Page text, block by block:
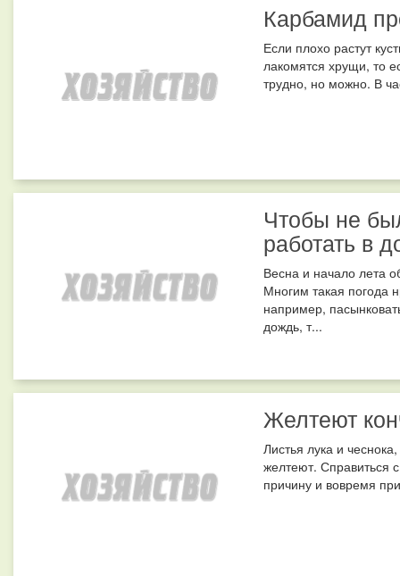
Карбамид
Если плохо растут
лакомятся хрущи, то
трудно, но можно. В
Чтобы не
работать в
Весна и начало лета
Многим такая погода
например,
дождь, т...
Желтеют
Листья лука и
желтеют. Справиться
причину и вовремя